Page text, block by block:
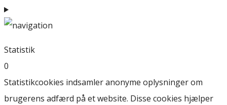
Statistik
0
Statistikcookies indsamler anonyme oplysninger om
brugerens adfærd på et website. Disse cookies hjælper